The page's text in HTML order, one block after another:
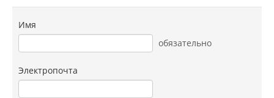
Имя
обязательно
Электропочта